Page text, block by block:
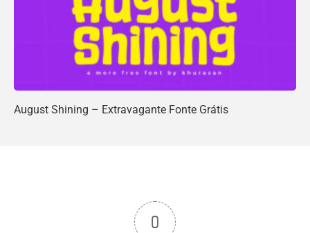
August Shining – Extravagante Fonte Grátis
0